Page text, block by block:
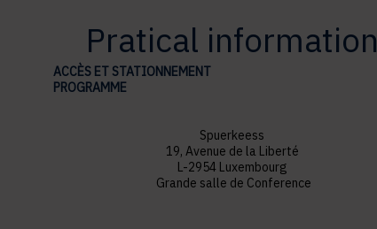
Pratical information
ACCÈS ET STATIONNEMENT
PROGRAMME
Spuerkeess
19, Avenue de la Liberté
L-2954 Luxembourg
Grande salle de Conference